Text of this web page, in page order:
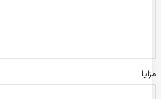
مزایا